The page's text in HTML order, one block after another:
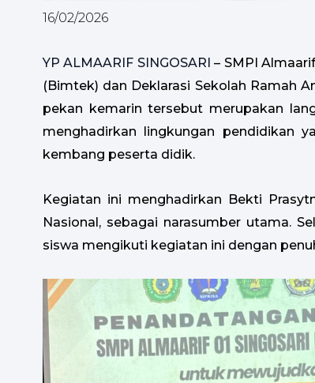
16/02/2026
YP ALMAARIF SINGOSARI– SMPI
(Bimtek) dan Deklarasi Sekolah Ramah
pekan kemarin tersebut merupakan
menghadirkan lingkungan pendidikan
kembang peserta didik.
Kegiatan ini menghadirkan Bekti
Nasional, sebagai narasumber utama.
siswa mengikuti kegiatan ini dengan